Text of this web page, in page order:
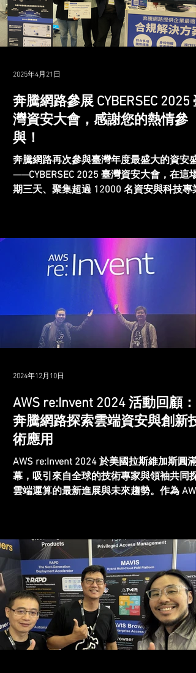
奔騰網路參展 CYBERSEC 2025
灣資安大會，感謝您的熱情參
與！
奔騰網路再次參與臺灣年度最盛大的資安盛
——CYBERSEC 2025 臺灣資安大會，在這場
期三天、聚集超過 12000 名資安與科技專業
2025年4月21日
AWS re:Invent 2024 活動回顧：
奔騰網路探索雲端資安與創新技
術應用
AWS re:Invent 2024 於美國拉斯維加斯圓滿
幕，吸引來自全球的技術專家與領袖共同探
雲端運算的最新進展與未來趨勢。作為 AWS
2024年12月10日